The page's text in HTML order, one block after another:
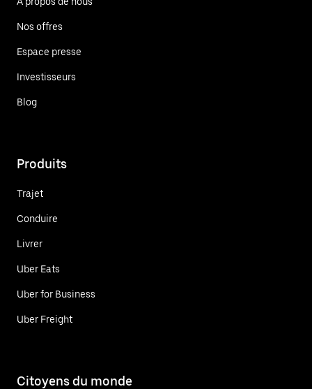
Nos offres
Espace presse
Investisseurs
Blog
Produits
Trajet
Conduire
Livrer
Uber Eats
Uber for Business
Uber Freight
Citoyens du monde